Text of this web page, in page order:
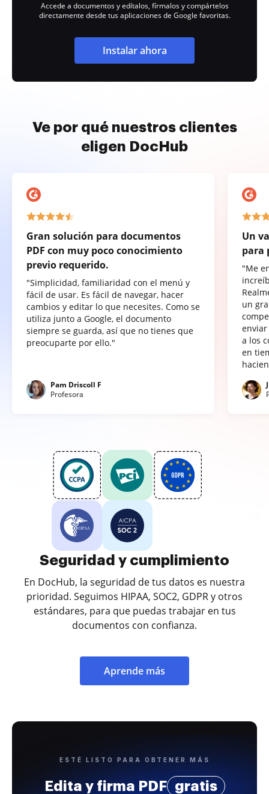
Accede a documentos y edítalos, fírmalos y compártelos
directamente desde tus aplicaciones de Google favoritas.
Instalar ahora
Ve por qué nuestros clientes
eligen DocHub
Gran solución para documentos
PDF con muy poco conocimiento
previo requerido.
"Simplicidad, familiaridad con el menú y
fácil de usar. Es fácil de navegar, hacer
cambios y editar lo que necesites. Como se
utiliza junto a Google, el documento
siempre se guarda, así que no tienes que
preocuparte por ello."
Pam Driscoll F
Profesora
Un
para
"Me
un
a los
en
Seguridad y cumplimiento
En DocHub, la seguridad de tus datos es nuestra
prioridad. Seguimos HIPAA, SOC2, GDPR y otros
estándares, para que puedas trabajar en tus
documentos con confianza.
Aprende más
ESTÉ LISTO PARA OBTENER MÁS
Edita y firma PDF gratis